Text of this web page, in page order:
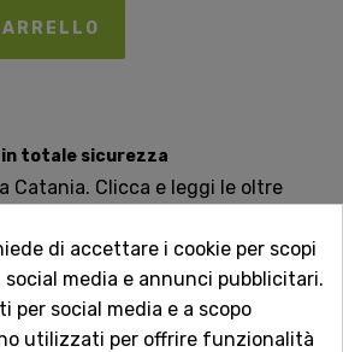
totale sicurezza
Catania. Clicca e leggi le oltre
rapide
in tutta Italia in 5 giorni
di accettare i cookie per scopi
media e annunci pubblicitari.
per social media e a scopo
utilizzati per offrire funzionalità